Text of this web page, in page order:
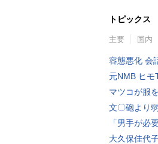
トピックス
主要 国内
容態悪化 会
元NMB ヒモ
マツコが服
文〇砲より
「男手が必
大久保佳代